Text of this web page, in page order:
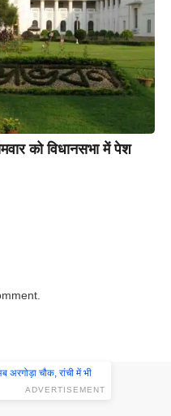
को विधानसभा में पेश
ADVERTISEMENT